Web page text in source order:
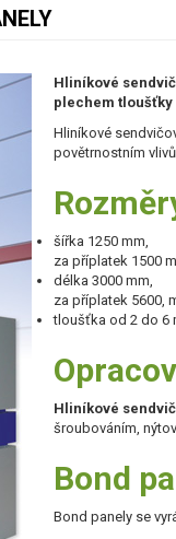
Hliníkové
plechem tloušťky
Hliníkové
povětrnostním
šířka 1250 mm,
za příplatek 1500
délka 3000 mm,
za příplatek 5600,
tloušťka od 2 do 6
Hliníkové
šroubováním,
Bond
Bond panely se